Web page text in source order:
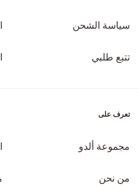
سياسة الشحن
تتبع طلبي
تعرف على
مجموعة ألدو
من نحن